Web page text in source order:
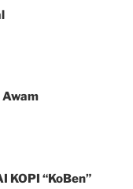
Awam
KOPI “KoBen”